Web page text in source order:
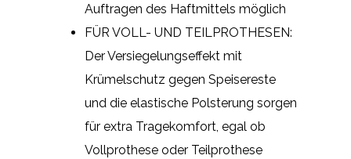
Auftragen des Haftmittels möglich
FÜR VOLL- UND TEILPROTHESEN:
Der Versiegelungseffekt mit
Krümelschutz gegen Speisereste
und die elastische Polsterung sorgen
für extra Tragekomfort, egal ob
Vollprothese oder Teilprothese